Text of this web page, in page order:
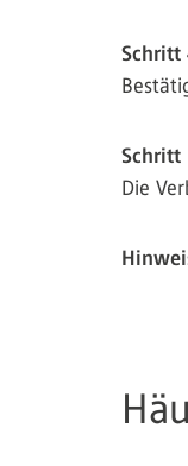
Schritt
Schritt
Die